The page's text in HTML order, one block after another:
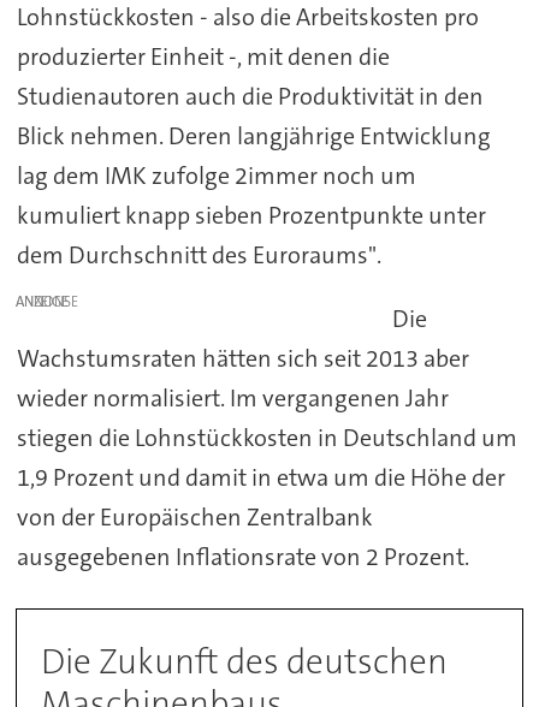
Lohnstückkosten - also die Arbeitskosten pro
produzierter Einheit -, mit denen die
Studienautoren auch die Produktivität in den
Blick nehmen. Deren langjährige Entwicklung
lag dem IMK zufolge 2immer noch um
kumuliert knapp sieben Prozentpunkte unter
dem Durchschnitt des Euroraums".
ANZEIGE
Die
Wachstumsraten hätten sich seit 2013 aber
wieder normalisiert. Im vergangenen Jahr
stiegen die Lohnstückkosten in Deutschland um
1,9 Prozent und damit in etwa um die Höhe der
von der Europäischen Zentralbank
ausgegebenen Inflationsrate von 2 Prozent.
Die Zukunft des deutschen